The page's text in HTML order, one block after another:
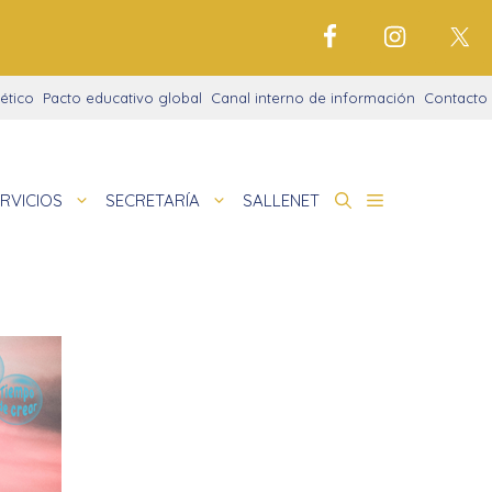
Pacto educativo global Canal interno de información Contacto
didácticas
justo
SECRETARÍA SALLENET